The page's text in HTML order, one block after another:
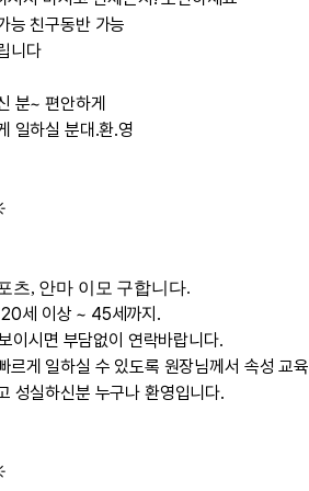
능 친구동반 가능
니다
분~ 편안하게
일하실 분대.환.영
츠, 안마 이모 구합니다.
세 이상 ~ 45세까지.
이시면 부담없이 연락바랍니다.
르게 일하실 수 있도록 원장님께서 속성 교
성실하신분 누구나 환영입니다.